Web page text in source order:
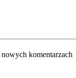
komentarzach